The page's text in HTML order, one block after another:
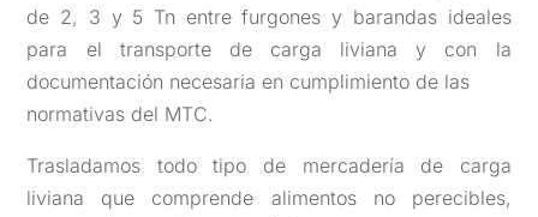
de 2, 3 y 5 Tn entre furgones y barandas ideales
para el transporte de carga liviana y con la
documentación necesaria en cumplimiento de las
normativas del MTC.
Trasladamos todo tipo de mercadería de carga
liviana que comprende alimentos no perecibles,